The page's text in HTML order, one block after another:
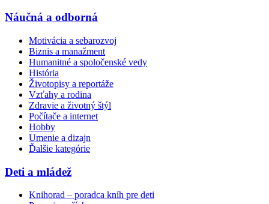
Náučná a odborná
Motivácia a sebarozvoj
Biznis a manažment
Humanitné a spoločenské vedy
História
Životopisy a reportáže
Vzťahy a rodina
Zdravie a životný štýl
Počítače a internet
Hobby
Umenie a dizajn
Ďalšie kategórie
Deti a mládež
Knihorad – poradca kníh pre deti